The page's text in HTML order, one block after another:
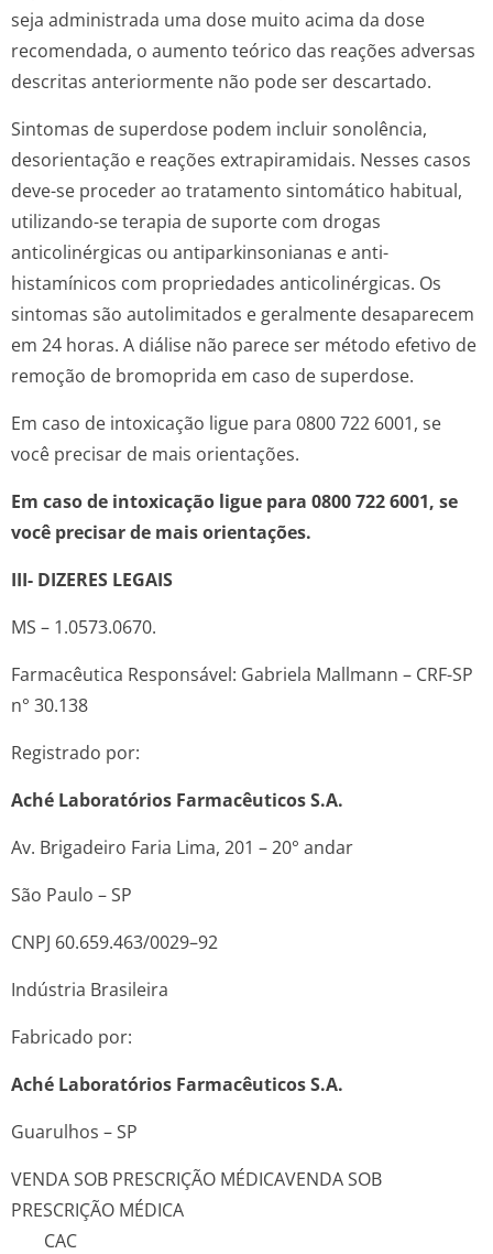
seja administrada uma dose muito acima da dose
recomendada, o aumento teórico das reações adversas
descritas anteriormente não pode ser descartado.
Sintomas de superdose podem incluir sonolência,
desorientação e reações extrapiramidais. Nesses casos
deve-se proceder ao tratamento sintomático habitual,
utilizando-se terapia de suporte com drogas
anticolinérgicas ou antiparkinsonianas e anti-
histamínicos com propriedades anticolinérgicas. Os
sintomas são autolimitados e geralmente desaparecem
em 24 horas. A diálise não parece ser método efetivo de
remoção de bromoprida em caso de superdose.
Em caso de intoxicação ligue para 0800 722 6001, se
você precisar de mais orientações.
Em caso de intoxicação ligue para 0800 722 6001, se
você precisar de mais orientações.
III- DIZERES LEGAIS
MS – 1.0573.0670.
Farmacêutica Responsável: Gabriela Mallmann – CRF-SP
n° 30.138
Registrado por:
Aché Laboratórios Farmacêuticos S.A.
Av. Brigadeiro Faria Lima, 201 – 20° andar
São Paulo – SP
CNPJ 60.659.463/0029–92
Indústria Brasileira
Fabricado por:
Aché Laboratórios Farmacêuticos S.A.
Guarulhos – SP
VENDA SOB PRESCRIÇÃO MÉDICAVENDA SOB
PRESCRIÇÃO MÉDICA
CAC